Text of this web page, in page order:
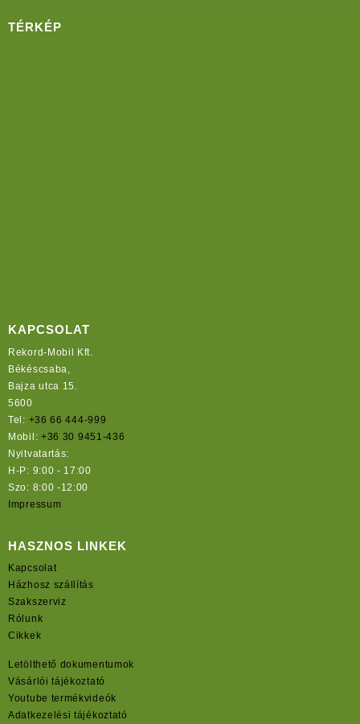
TÉRKÉP
KAPCSOLAT
Rekord-Mobil Kft.
Békéscsaba,
Bajza utca 15.
5600
Tel: +36 66 444-999
Mobil: +36 30 9451-436
Nyitvatartás:
H-P: 9:00 - 17:00
Szo: 8:00 -12:00
Impressum
HASZNOS LINKEK
Kapcsolat
Házhosz szállítás
Szakszerviz
Rólunk
Cikkek
Letölthető dokumentumok
Vásárlói tájékoztató
Youtube termékvideók
Adatkezelési tájékoztató